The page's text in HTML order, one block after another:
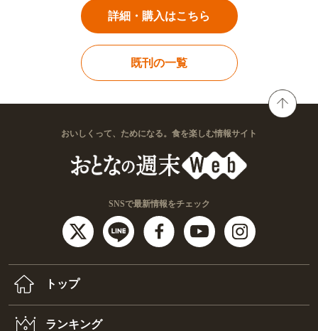
詳細・購入はこちら
既刊の一覧
おいしくって、ためになる。食を楽しむ情報サイト
SNSで最新情報をチェック
トップ
ランキング